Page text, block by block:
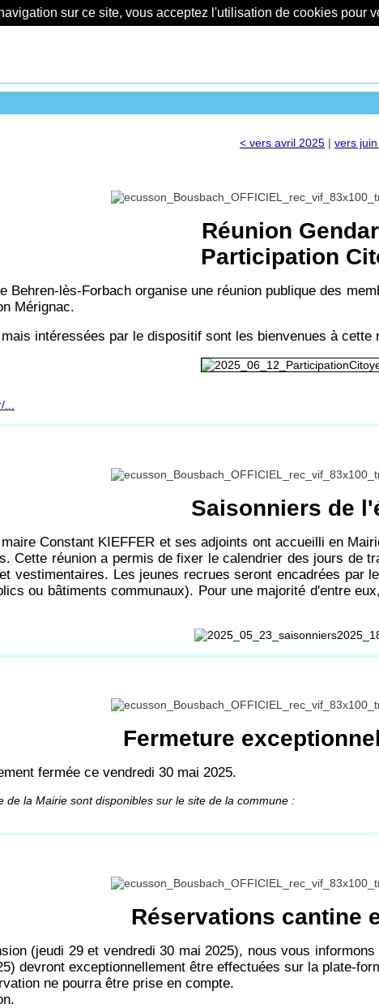
sur ce site, vous acceptez l'utilisation de cookies pour
< vers avril 2025 | vers
Réunion
Participation
Behren-lès-Forbach organise une réunion publique des
Mérignac.
intéressées par le dispositif sont les bienvenues à cette
Saisonniers de
Constant KIEFFER et ses adjoints ont accueilli en
Cette réunion a permis de fixer le calendrier des jours de
vestimentaires. Les jeunes recrues seront encadrées par
ou bâtiments communaux). Pour une majorité d'entre
Fermeture
fermée ce vendredi 30 mai 2025.
de la Mairie sont disponibles sur le site de la commune :
Réservations cantine
(jeudi 29 et vendredi 30 mai 2025), nous vous
devront exceptionnellement être effectuées sur la plate-
ne pourra être prise en compte.